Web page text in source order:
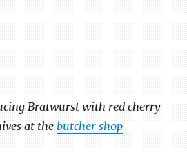
Bratwurst with red cherry
at the butcher shop